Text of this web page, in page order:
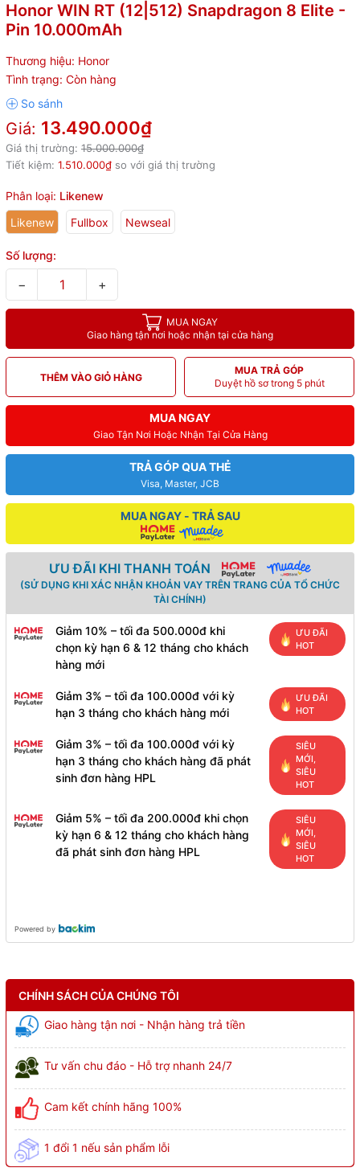
Honor WIN RT (12|512) Snapdragon 8 Elite -
Pin 10.000mAh
Thương hiệu: Honor
Tình trạng: Còn hàng
Giá: 13.490.000₫
Giá thị trường: 15.000.000₫
Tiết kiệm: 1.510.000₫ so với giá thị trường
Phân loại: Likenew
Likenew
Fullbox Newseal
Số lượng:
− +
MUA NGAY
Giao hàng tận nơi hoặc nhận tại cửa hàng
THÊM VÀO GIỎ HÀNG
MUA TRẢ GÓP
Duyệt hồ sơ trong 5 phút
MUA NGAY
Giao Tận Nơi Hoặc Nhận Tại Cửa Hàng
TRẢ GÓP QUA THẺ
Visa, Master, JCB
MUA NGAY - TRẢ SAU
ƯU ĐÃI KHI THANH TOÁN
(SỬ DỤNG KHI XÁC NHẬN KHOẢN VAY TRÊN TRANG CỦA TỔ CHỨC
TÀI CHÍNH)
Giảm 10% – tối đa 500.000đ khi
chọn kỳ hạn 6 & 12 tháng cho khách
hàng mới
ƯU ĐÃI
HOT
Giảm 3% – tối đa 100.000đ với kỳ
hạn 3 tháng cho khách hàng mới
ƯU ĐÃI
HOT
Giảm 3% – tối đa 100.000đ với kỳ
hạn 3 tháng cho khách hàng đã phát
sinh đơn hàng HPL
SIÊU
MỚI,
SIÊU
HOT
Giảm 5% – tối đa 200.000đ khi chọn
kỳ hạn 6 & 12 tháng cho khách hàng
đã phát sinh đơn hàng HPL
SIÊU
MỚI,
SIÊU
HOT
Powered by
CHÍNH SÁCH CỦA CHÚNG TÔI
Giao hàng tận nơi - Nhận hàng trả tiền
Tư vấn chu đáo - Hỗ trợ nhanh 24/7
Cam kết chính hãng 100%
1 đổi 1 nếu sản phẩm lỗi